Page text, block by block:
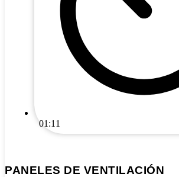
01:11
PANELES DE VENTILACIÓN